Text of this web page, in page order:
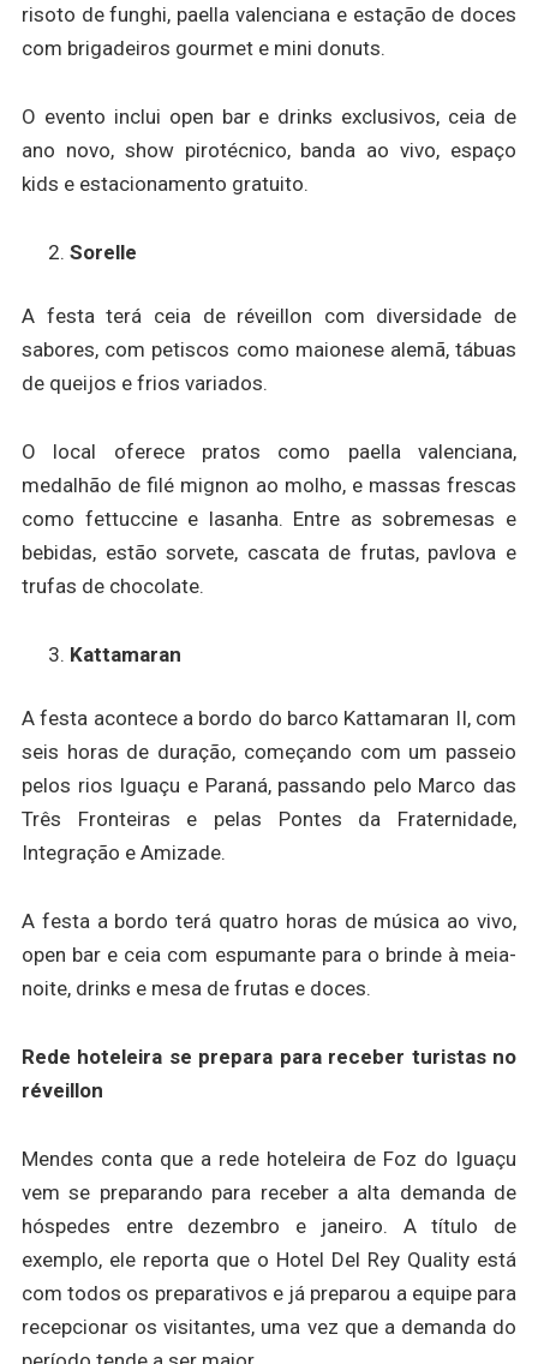
risoto de funghi, paella valenciana e estação de doces
com brigadeiros gourmet e mini donuts.
O evento inclui open bar e drinks exclusivos, ceia de
ano novo, show pirotécnico, banda ao vivo, espaço
kids e estacionamento gratuito.
Sorelle
A festa terá ceia de réveillon com diversidade de
sabores, com petiscos como maionese alemã, tábuas
de queijos e frios variados.
O local oferece pratos como paella valenciana,
medalhão de filé mignon ao molho, e massas frescas
como fettuccine e lasanha. Entre as sobremesas e
bebidas, estão sorvete, cascata de frutas, pavlova e
trufas de chocolate.
Kattamaran
A festa acontece a bordo do barco Kattamaran II, com
seis horas de duração, começando com um passeio
pelos rios Iguaçu e Paraná, passando pelo Marco das
Três Fronteiras e pelas Pontes da Fraternidade,
Integração e Amizade.
A festa a bordo terá quatro horas de música ao vivo,
open bar e ceia com espumante para o brinde à meia-
noite, drinks e mesa de frutas e doces.
Rede hoteleira se prepara para receber turistas no
réveillon
Mendes conta que a rede hoteleira de Foz do Iguaçu
vem se preparando para receber a alta demanda de
hóspedes entre dezembro e janeiro. A título de
exemplo, ele reporta que o Hotel Del Rey Quality está
com todos os preparativos e já preparou a equipe para
recepcionar os visitantes, uma vez que a demanda do